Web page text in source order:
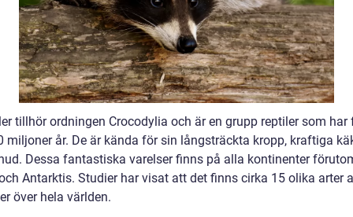
tillhör ordningen Crocodylia och är en grupp reptiler som
miljoner år. De är kända för sin långsträckta kropp, kraftiga
Dessa fantastiska varelser finns på alla kontinenter
Antarktis. Studier har visat att det finns cirka 15 olika arter
över hela världen.